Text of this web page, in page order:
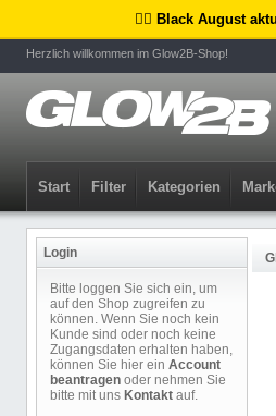
🏴‍☠️ Black August
Herzlich willkommen im Glow2B-Shop!
Start Filter Kategorien
Login
Bitte loggen Sie sich ein, um
auf den Shop zugreifen zu
können. Wenn Sie noch kein
Kunde sind oder noch keine
Zugangsdaten erhalten haben,
können Sie hier ein Account
beantragen oder nehmen Sie
bitte mit uns Kontakt auf.